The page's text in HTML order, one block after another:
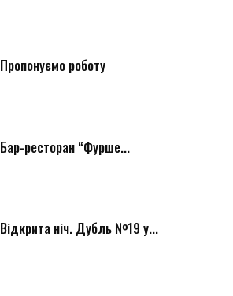
Пропонуємо роботу
Бар-ресторан “Фурше...
Відкрита ніч. Дубль №19 у...